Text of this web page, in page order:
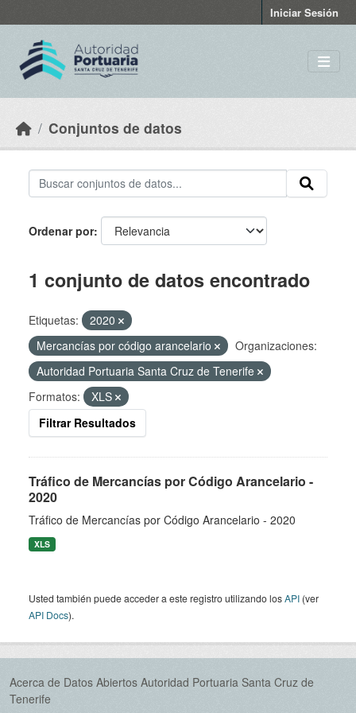
Iniciar Sesión
Conjuntos de datos
Ordenar por
1 conjunto de datos encontrado
Etiquetas:
2020
Mercancías por código arancelario
Organizaciones:
Autoridad Portuaria Santa Cruz de Tenerife
Formatos:
XLS
Filtrar Resultados
Tráfico de Mercancías por Código Arancelario -
2020
Tráfico de Mercancías por Código Arancelario - 2020
XLS
Usted también puede acceder a este registro utilizando losAPI (ver
API Docs).
Acerca de Datos Abiertos Autoridad Portuaria Santa Cruz de
Tenerife